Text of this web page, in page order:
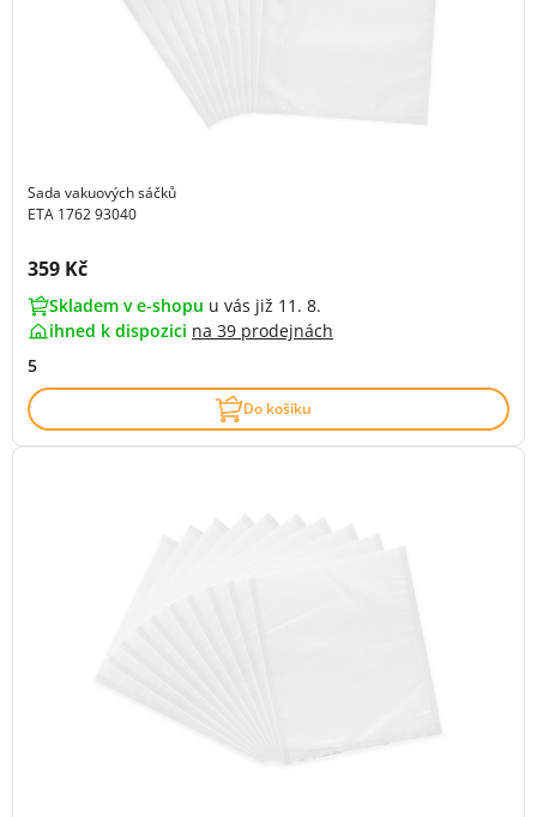
Sada vakuových sáčků
ETA 1762 93040
Cena s DPH:
359 Kč
Skladem v e-shopu u vás již 11. 8.
ihned k dispozici na 39 prodejnách
5
Do košíku